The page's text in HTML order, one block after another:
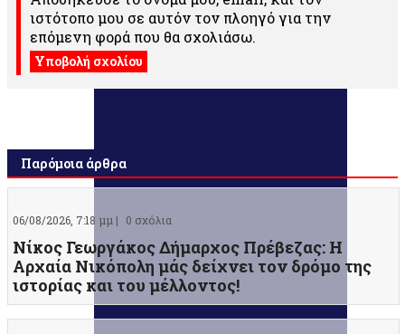
ιστότοπο μου σε αυτόν τον πλοηγό για την
επόμενη φορά που θα σχολιάσω.
Παρόμοια άρθρα
06/08/2026, 7:18 μμ | 0 σχόλια
Νίκος Γεωργάκος Δήμαρχος Πρέβεζας: Η
Αρχαία Νικόπολη μάς δείχνει τον δρόμο της
ιστορίας και του μέλλοντος!